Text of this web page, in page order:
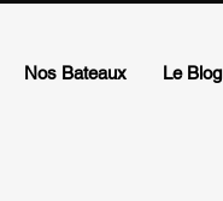
Nos Bateaux Le Blog